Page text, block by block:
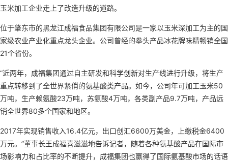
玉米加工企业走上了改造升级的道路。
位于肇东市的黑龙江成福食品集团有限公司是一家以玉米深加工为主的国
家级农业产业化重点龙头企业。公司曾经的拳头产品冰花牌味精畅销全国
21个省份。
“近两年，成福集团通过自主研发和科学创新对生产线进行升级，将生产
重点转移到了全世界紧俏的氨基酸类产品。如今，公司年可加工玉米50
万吨，生产赖氨酸23万吨，苏氨酸4万吨，各类副产品9.7万吨，产品远
销全世界80多个国家和地区。
2017年实现销售收入16.4亿元，出口创汇6600万美金，上缴税金6400
万元。”董事长王成福喜滋滋地告诉记者，随着各种氨基酸产品在国际市
场影响力和占比率的不断提升，成福集团也赢得了国际氨基酸市场的话语